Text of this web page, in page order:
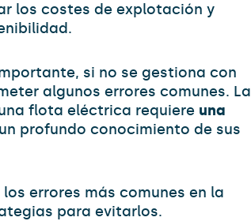
los costes de explotación y
si no se gestiona con
algunos errores comunes. La
flota eléctrica requiere una
profundo conocimiento de sus
errores más comunes en la
para evitarlos.